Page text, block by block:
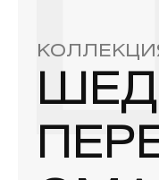
4. Специалисты